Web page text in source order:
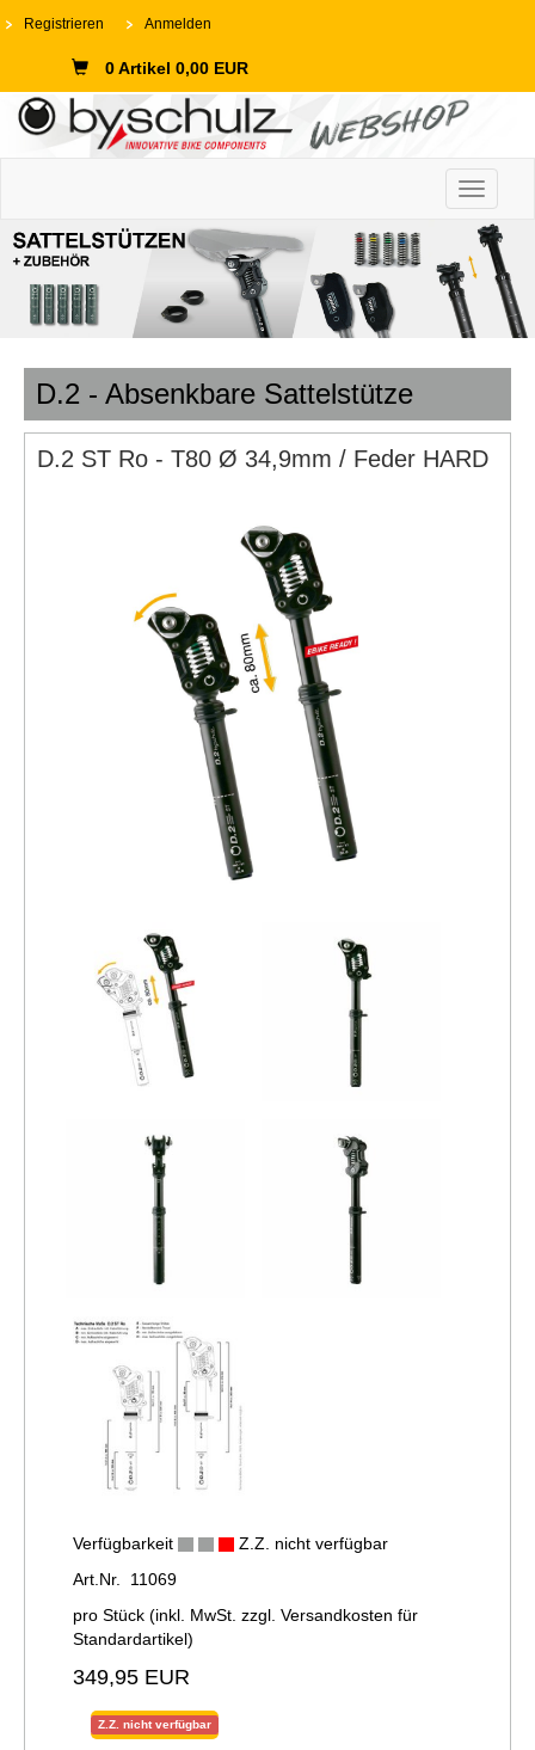
Registrieren Anmelden
0 Artikel 0,00 EUR
Toggle
D.2 - Absenkbare Sattelstütze
D.2 ST Ro - T80 Ø 34,9mm / Feder HARD
Verfügbarkeit
Z.Z. nicht verfügbar
Art.Nr. 11069
pro Stück (inkl. MwSt. zzgl. Versandkosten für
Standardartikel)
349,95 EUR
Z.Z. nicht verfügbar